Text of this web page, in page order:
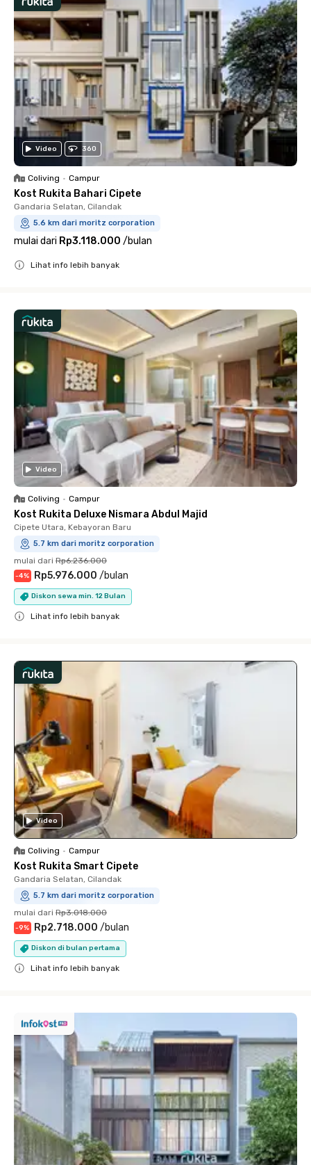
Video 360
Coliving • Campur
Kost Rukita Bahari Cipete
Gandaria Selatan, Cilandak
5.6 km dari moritz corporation
mulai dari Rp3.118.000 /bulan
Lihat info lebih banyak
Video
Coliving • Campur
Kost Rukita Deluxe Nismara Abdul Majid
Cipete Utara, Kebayoran Baru
5.7 km dari moritz corporation
mulai dari Rp6.236.000
-4% Rp5.976.000 /bulan
Diskon sewa min. 12 Bulan
Lihat info lebih banyak
Video
Coliving • Campur
Kost Rukita Smart Cipete
Gandaria Selatan, Cilandak
5.7 km dari moritz corporation
mulai dari Rp3.018.000
-9% Rp2.718.000 /bulan
Diskon di bulan pertama
Lihat info lebih banyak